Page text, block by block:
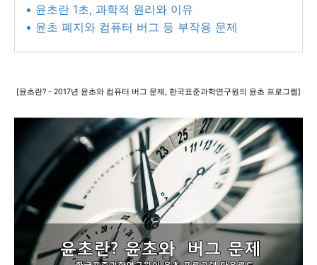
• 윤초란 1초, 과학적 원리와 이유
• 윤초 폐지와 컴퓨터 버그 등 부작용 문제
[윤초란? - 2017년 윤초와 컴퓨터 버그 문제, 한국표준과학연구원의 윤초 프로그램]